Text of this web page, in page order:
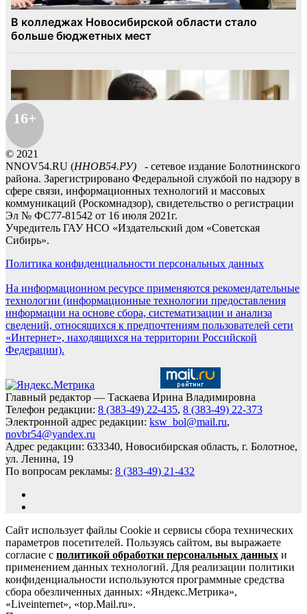
16+
© 2021
NNOV54.RU (ННОВ54.РУ) - сетевое издание Болотнинского
района. Зарегистрировано Федеральной службой по надзору в
сфере связи, информационных технологий и массовых
коммуникаций (Роскомнадзор), свидетельство о регистрации
Эл № ФС77-81542 от 16 июля 2021г.
Учредитель ГАУ НСО «Издательский дом «Советская
Сибирь».
Политика конфиденциальности персональных данных
На информационном ресурсе применяются рекомендательные
технологии (информационные технологии предоставления
информации на основе сбора, систематизации и анализа
сведений, относящихся к предпочтениям пользователей сети
«Интернет», находящихся на территории Российской
Федерации).
Главный редактор — Таскаева Ирина Владимировна
Телефон редакции: 8 (383-49) 22-435, 8 (383-49) 22-373
Электронной адрес редакции: ksw_bol@mail.ru,
novbr54@yandex.ru
Адрес редакции: 633340, Новосибирская область, г. Болотное,
ул. Ленина, 19
По вопросам рекламы: 8 (383-49) 21-432
Сайт использует файлы Cookie и сервисы сбора технических
параметров посетителей. Пользуясь сайтом, вы выражаете
согласие с политикой обработки персональных данных и
применением данных технологий. Для реализации политики
конфиденциальности используются программные средства
сбора обезличенных данных: «Яндекс.Метрика»,
«Liveinternet», «top.Mail.ru».